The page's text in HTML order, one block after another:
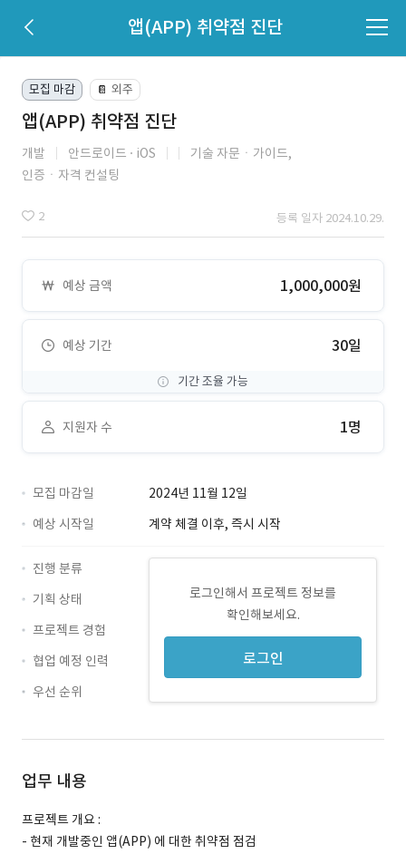
앱(APP) 취약점 진단
모집 마감 📔 외주
앱(APP) 취약점 진단
개발 안드로이드 iOS
기술 자문ㆍ가이드,
인증ㆍ자격 컨설팅
2 등록 일자 2024.10.29.
예상 금액 1,000,000원
예상 기간 30일
기간 조율 가능
지원자 수 1명
모집 마감일
2024년 11월 12일
예상 시작일
계약 체결 이후, 즉시 시작
로그인해서 프로젝트 정보를
확인해보세요.
로그인
진행 분류
기획 상태
프로젝트 경험
협업 예정 인력
우선 순위
업무 내용
프로젝트 개요 :
- 현재 개발중인 앱(APP) 에 대한 취약점 점검